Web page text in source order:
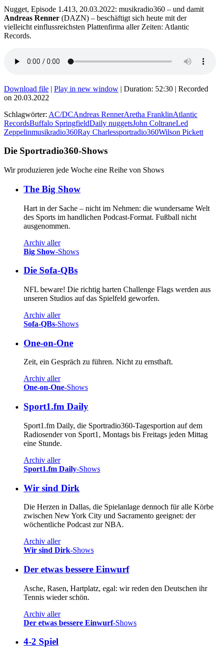
Nugget, Episode 1.413, 20.03.2022: musikradio360 – und damit
Andreas Renner (DAZN) – beschäftigt sich heute mit der
vielleicht einflussreichsten Plattenfirma aller Zeiten: Atlantic
Records.
Download file | Play in new window | Duration: 52:30 | Recorded
on 20.03.2022
Schlagwörter: AC/DCAndreas RennerAretha FranklinAtlantic
RecordsBuffalo SpringfieldDaily nuggetsJohn ColtraneLed
Zeppelinmusikradio360Ray Charlessportradio360Wilson Pickett
Die Sportradio360-Shows
Wir produzieren jede Woche eine Reihe von Shows
The Big Show
Hart in der Sache – nicht im Nehmen: die wundersame Welt
des Sports im handlichen Podcast-Format. Fußball nicht
ausgenommen.
Archiv aller
Big Show-Shows
Die Sofa-QBs
NFL beware! Die richtig harten Challenge Flags werden aus
unseren Studios auf das Spielfeld geworfen.
Archiv aller
Sofa-QBs-Shows
One-on-One
Zeit, ein Gespräch zu führen. Nicht zu ernsthaft.
Archiv aller
One-on-One-Shows
Sport1.fm Daily
Sport1.fm Daily, die Sportradio360-Tagesportion auf dem
Radiosender von Sport1, Montags bis Freitags jeden Mittag
eine Stunde.
Archiv aller
Sport1.fm Daily-Shows
Wir sind Dirk
Die Herzen in Dallas, die Spielanlage dennoch für alle Körbe
zwischen New York City und Sacramento geeignet: der
wöchentliche Podcast zur NBA.
Archiv aller
Wir sind Dirk-Shows
Der etwas bessere Einwurf
Asche, Rasen, Hartplatz, egal: wir reden den Deutschen ihr
Tennis wieder schön.
Archiv aller
Der etwas bessere Einwurf-Shows
4-2 Spiel